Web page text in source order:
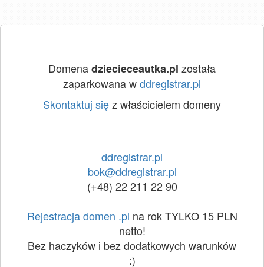
Domenadziecieceautka.pl została
zaparkowana wddregistrar.pl
Skontaktuj sięz właścicielem domeny
ddregistrar.pl
bok@ddregistrar.pl
(+48) 22 211 22 90
Rejestracja domen .pl na rok TYLKO 15 PLN
netto!
Bez haczyków i bez dodatkowych warunków
:)